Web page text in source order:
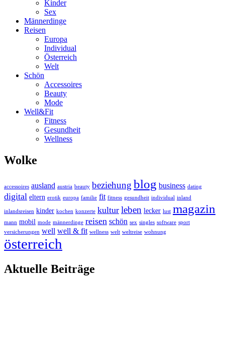
Kinder
Sex
Männerdinge
Reisen
Europa
Individual
Österreich
Welt
Schön
Accessoires
Beauty
Mode
Well&Fit
Fitness
Gesundheit
Wellness
Wolke
accessoires ausland austria beauty beziehung blog business dating
digital eltern erotik europa familie fit fitness gesundheit individual inland
inlandsreisen kinder kochen konzerte kultur leben lecker lust magazin
mann mobil mode männerdinge reisen schön sex singles software sport
versicherungen well well & fit wellness welt weltreise wohnung
österreich
Aktuelle Beiträge